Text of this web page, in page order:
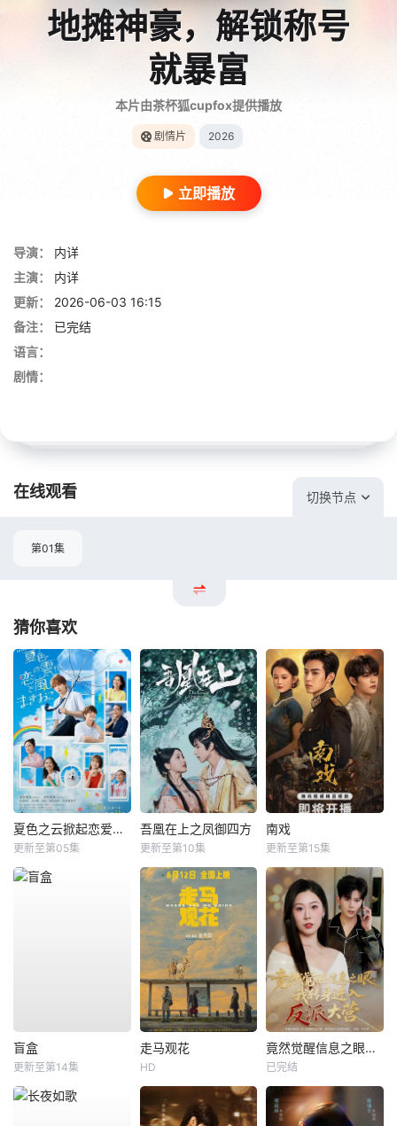
地摊神豪，解锁称号
就暴富
本片由茶杯狐cupfox提供播放
剧情片 2026
立即播放
导演：
内详
主演：
内详
更新：
2026-06-03 16:15
备注：
已完结
语言：
剧情：
在线观看 切换节点
第01集
猜你喜欢
夏色之云掀起恋爱与风暴
更新至第05集
吾凰在上之凤御四方
更新至第10集
南戏
更新至第15集
盲盒
更新至第14集
走马观花
HD
竟然觉醒信息之眼，我转身进入反派大营
已完结